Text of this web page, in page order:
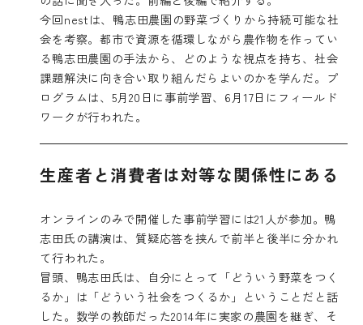
今回nestは、鴨志田農園の野菜づくりから持続可能な社
会を考察。都市で資源を循環しながら農作物を作ってい
る鴨志田農園の手法から、どのような視点を持ち、社会
課題解決に向き合い取り組んだらよいのかを学んだ。プ
ログラムは、5月20日に事前学習、6月17日にフィールド
ワークが行われた。
生産者と消費者は対等な関係性にある
オンラインのみで開催した事前学習には21人が参加。鴨
志田氏の講演は、質疑応答を挟んで前半と後半に分かれ
て行われた。
冒頭、鴨志田氏は、自分にとって「どういう野菜をつく
るか」は「どういう社会をつくるか」ということだと話
した。数学の教師だった2014年に実家の農園を継ぎ、そ